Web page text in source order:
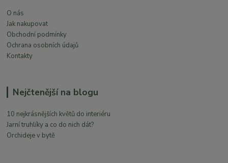
O nás
Jak nakupovat
Obchodní podmínky
Ochrana osobních údajů
Kontakty
Nejčtenější na blogu
10 nejkrásnějších květů do interiéru
Jarní truhlíky a co do nich dát?
Orchideje v bytě